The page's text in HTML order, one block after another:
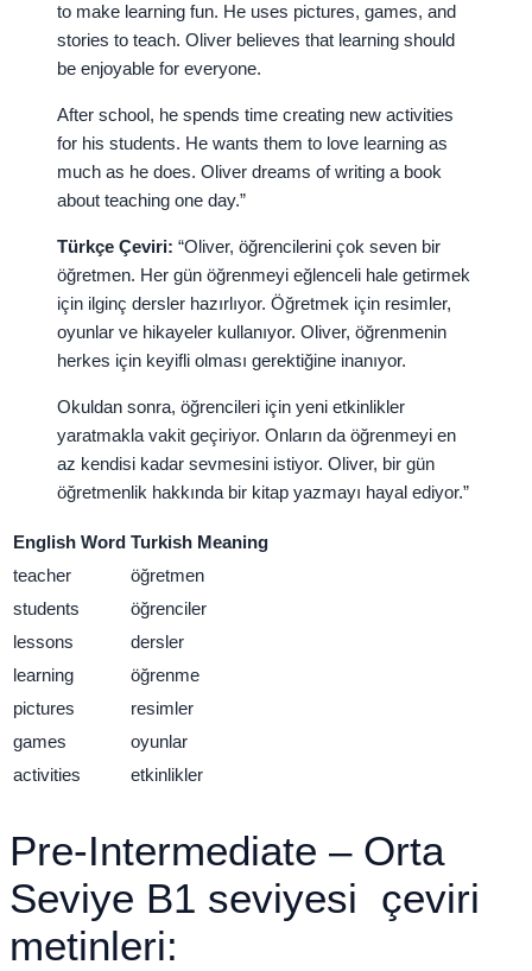
to make learning fun. He uses pictures, games, and
stories to teach. Oliver believes that learning should
be enjoyable for everyone.
After school, he spends time creating new activities
for his students. He wants them to love learning as
much as he does. Oliver dreams of writing a book
about teaching one day.”
Türkçe Çeviri: “Oliver, öğrencilerini çok seven bir
öğretmen. Her gün öğrenmeyi eğlenceli hale getirmek
için ilginç dersler hazırlıyor. Öğretmek için resimler,
oyunlar ve hikayeler kullanıyor. Oliver, öğrenmenin
herkes için keyifli olması gerektiğine inanıyor.
Okuldan sonra, öğrencileri için yeni etkinlikler
yaratmakla vakit geçiriyor. Onların da öğrenmeyi en
az kendisi kadar sevmesini istiyor. Oliver, bir gün
öğretmenlik hakkında bir kitap yazmayı hayal ediyor.”
English Word Turkish Meaning
teacher
öğretmen
students
öğrenciler
lessons
dersler
learning
öğrenme
pictures
resimler
games
oyunlar
activities
etkinlikler
Pre-Intermediate – Orta
Seviye B1 seviyesi çeviri
metinleri: